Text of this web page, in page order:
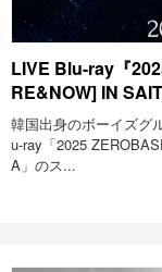
LIVE Blu-ray『
RE&NOW] IN
韓国出身のボーイズグ
u-ray「2025
A」のス...